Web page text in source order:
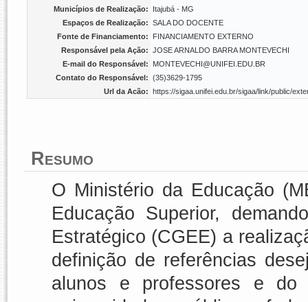
Municípios de Realização:
Itajubá - MG
Espaços de Realização: SALA DO DOCENTE
Fonte de Financiamento:
FINANCIAMENTO EXTERNO
Responsável pela Ação: JOSE ARNALDO BARRA MONTEVECHI
E-mail do Responsável:
MONTEVECHI@UNIFEI.EDU.BR
Contato do Responsável: (35)3629-1795
Url da Acão: https://sigaa.unifei.edu.br/sigaa/link/public/
Resumo
O Ministério da Educação
Educação Superior,
Estratégico (CGEE) a
definição de referências
alunos e professores e